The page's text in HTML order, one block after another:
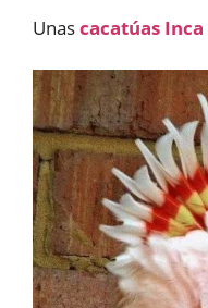
Unascacatúas Inca